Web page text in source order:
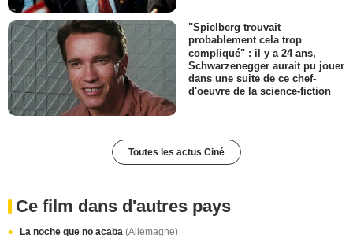
"Spielberg trouvait
probablement cela trop
compliqué" : il y a 24 ans,
Schwarzenegger aurait pu jouer
dans une suite de ce chef-
d'oeuvre de la science-fiction
Toutes les actus Ciné
Ce film dans d'autres pays
La noche que no acaba (Allemagne)